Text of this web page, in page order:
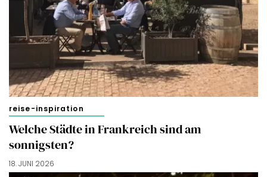
reise-inspiration
Welche Städte in Frankreich sind am
sonnigsten?
18. JUNI 2026